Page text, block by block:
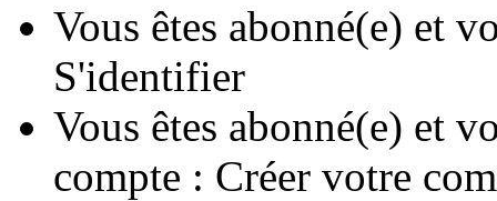
Vous êtes abonné(e) et
S'identifier
Vous êtes abonné(e) et
compte : Créer votre